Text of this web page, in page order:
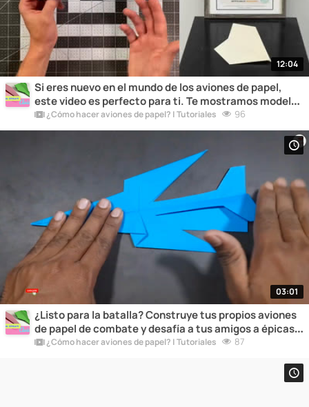
12:04
Si eres nuevo en el mundo de los aviones de papel,
este video es perfecto para ti. Te mostramos modelos
simples pero divertidos para que comiences a
disfrutar de esta actividad.
¿Cómo hacer aviones de papel? | Tutoriales 96
03:01
¿Listo para la batalla? Construye tus propios aviones
de papel de combate y desafía a tus amigos a épicas
batallas aéreas llenas de diversión y emoción.
¿Cómo hacer aviones de papel? | Tutoriales 87